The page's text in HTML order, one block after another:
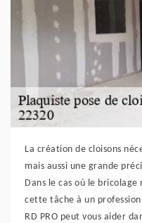
La création de cloisons
mais aussi une grande
Dans le cas où le
cette tâche à un
RD PRO peut vous aider